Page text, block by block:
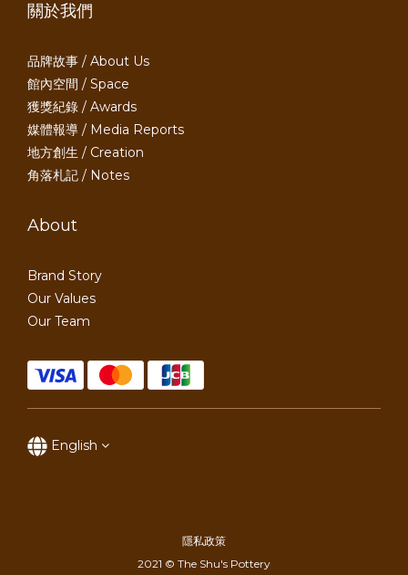
關於我們
品牌故事 / About Us
館內空間 / Space
獲獎紀錄 / Awards
媒體報導 / Media Reports
地方創生 / Creation
角落札記 / Notes
About
Brand Story
Our Values
Our Team
English
隱私政策
2021 © The Shu's Pottery